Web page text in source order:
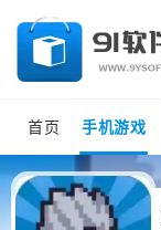
首页 手机游戏